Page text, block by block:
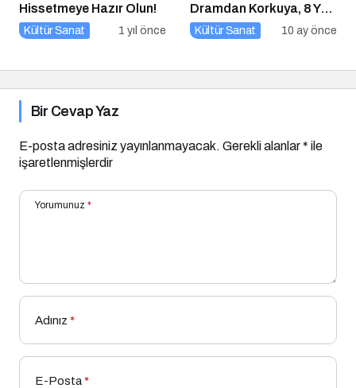
Hissetmeye Hazır Olun!
Kültür Sanat 1 yıl önce
Dramdan Korkuya, 8 Yeni
Film Sinemaseverlerle
Kültür Sanat 10 ay önce
Bir Cevap Yaz
E-posta adresiniz yayınlanmayacak. Gerekli alanlar* ile
işaretlenmişlerdir
Yorumunuz *
Adınız *
E-Posta*